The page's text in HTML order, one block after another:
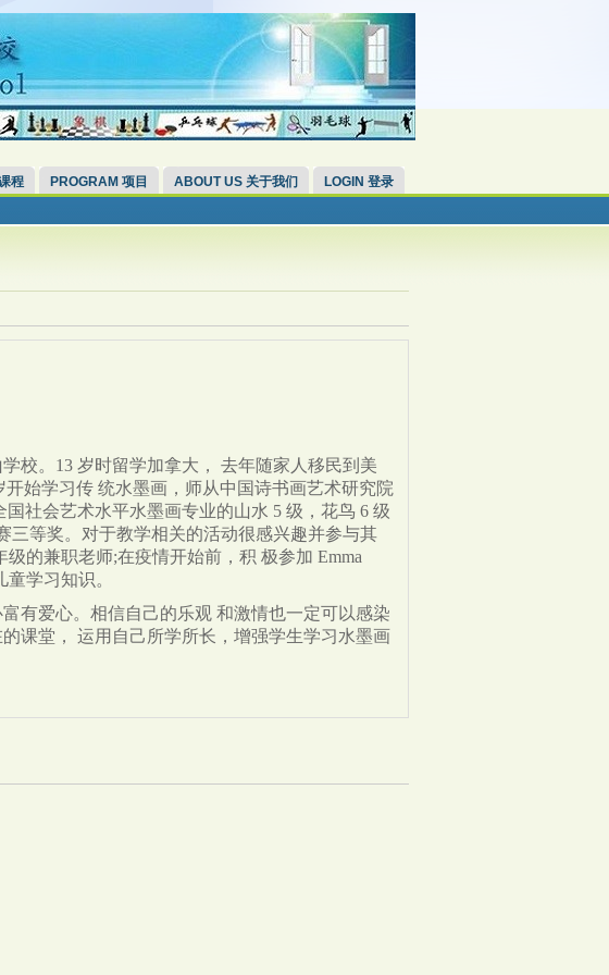
程 PROGRAM 项目 ABOUT US 关于我们 LOGIN 登录
校。13 岁时留学加拿大， 去年随家人移民到美
开始学习传 统水墨画，师从中国诗书画艺术研究院
社会艺术水平水墨画专业的山水 5 级，花鸟 6 级
三等奖。对于教学相关的活动很感兴趣并参与其
级的兼职老师;在疫情开始前， 积 极参加 Emma
童学习知识。
有爱心。相信自己的乐观 和激情也一定可以感染
的课堂 ， 运用 自己所学所长，增强学生学习水墨画